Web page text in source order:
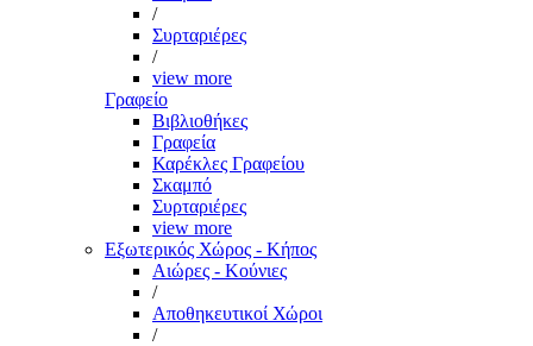
/
Συρταριέρες
/
view more
Γραφείο
Βιβλιοθήκες
Γραφεία
Καρέκλες Γραφείου
Σκαμπό
Συρταριέρες
view more
Εξωτερικός Χώρος - Κήπος
Αιώρες - Κούνιες
/
Αποθηκευτικοί Χώροι
/